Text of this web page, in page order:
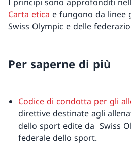
Carta etica e fungono da linee
Swiss Olympic e delle
Per saperne di più
Codice di condotta per gli
direttive destinate agli
dello sport edite da Swiss
federale dello sport.